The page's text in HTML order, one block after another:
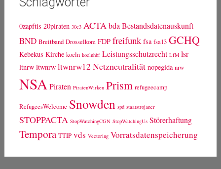
0zapftis 20piraten 30c3 ACTAbdaBestandsdatenauskunft
BND Breitband Drosselkom FDP freifunk fsa fsa13 GCHQ
Kebekus Kirche koeln koelnhbf Leistungsschutzrecht LfM lsr
ltnrw ltwnrw ltwnrw12 Netzneutralität nopegida nrw
NSAPiraten PiratenWirken Prism refugeecamp
RefugeesWelcome Snowden spd staatstrojaner
STOPPACTA StopWatchingCGN StopWatchingUs Störerhaftung
Tempora TTIP vds Vectoring Vorratsdatenspeicherung